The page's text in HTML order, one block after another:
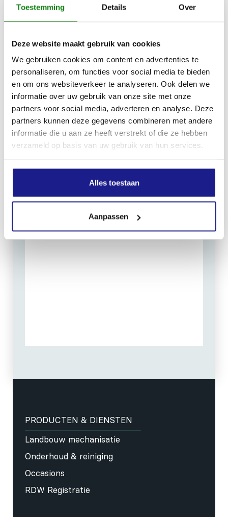
Toestemming Details Over
Deze website maakt gebruik van cookies
We gebruiken cookies om content en advertenties te
personaliseren, om functies voor social media te bieden
en om ons websiteverkeer te analyseren. Ook delen we
informatie over uw gebruik van onze site met onze
partners voor social media, adverteren en analyse. Deze
partners kunnen deze gegevens combineren met andere
informatie die u aan ze heeft verstrekt of die ze hebben
verzameld op basis van uw gebruik van hun services.
Alles toestaan
Aanpassen
info@mechanisatiefraneker.nl
OPENINGSTIJDEN
Maandag t/m vrijdag: 07:30 - 17:00
Zaterdag: 09:00 - 12:00
Zondag: gesloten
Routebeschrijving
PRODUCTEN & DIENSTEN
Landbouw mechanisatie
Onderhoud & reiniging
Occasions
RDW Registratie